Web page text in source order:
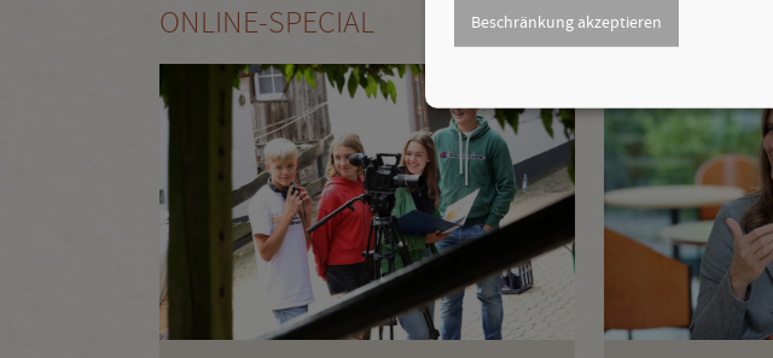
ONLINE-SPECIAL Beschränkung akzeptieren